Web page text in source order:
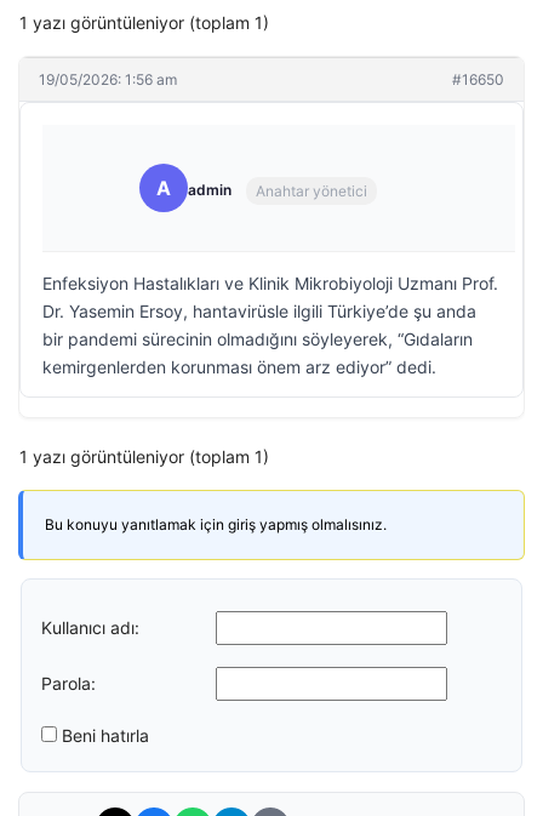
1 yazı görüntüleniyor (toplam 1)
19/05/2026: 1:56 am #16650
A admin Anahtar yönetici
Enfeksiyon Hastalıkları ve Klinik Mikrobiyoloji Uzmanı Prof.
Dr. Yasemin Ersoy, hantavirüsle ilgili Türkiye’de şu anda
bir pandemi sürecinin olmadığını söyleyerek, “Gıdaların
kemirgenlerden korunması önem arz ediyor” dedi.
1 yazı görüntüleniyor (toplam 1)
Bu konuyu yanıtlamak için giriş yapmış olmalısınız.
Kullanıcı adı:
Parola:
Beni hatırla